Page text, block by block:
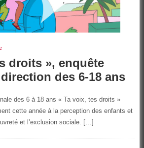
droits », enquête
des 6-18 ans
des 6 à 18 ans « Ta voix, tes droits »
cette année à la perception des enfants et
et l’exclusion sociale. […]